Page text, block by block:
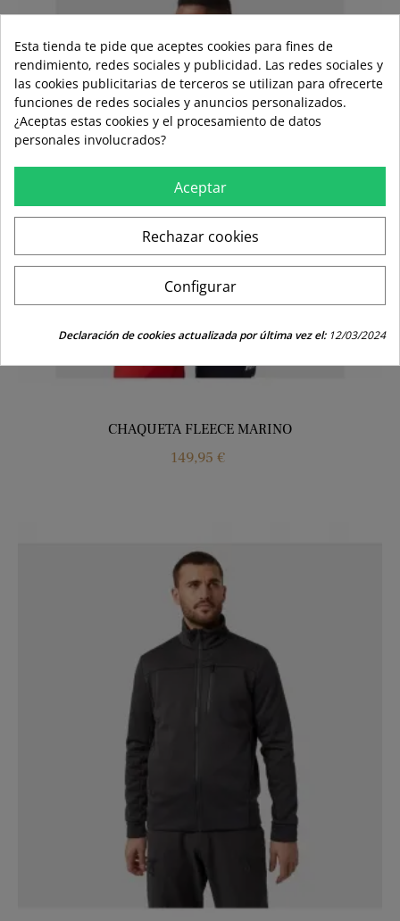
CHAQUETA FLEECE MARINO
Precio
149,95 €
Esta tienda te pide que aceptes cookies para fines de
rendimiento, redes sociales y publicidad. Las redes sociales y
las cookies publicitarias de terceros se utilizan para ofrecerte
funciones de redes sociales y anuncios personalizados.
¿Aceptas estas cookies y el procesamiento de datos
personales involucrados?
Aceptar
Rechazar cookies
Configurar
Declaración de cookies actualizada por última vez el:12/03/2024